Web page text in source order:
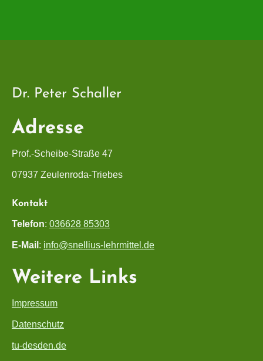
Dr. Peter Schaller
Adresse
Prof.-Scheibe-Straße 47
07937 Zeulenroda-Triebes
Kontakt
Telefon: 036628 85303
E-Mail : info@snellius-lehrmittel.de
Weitere Links
Impressum
Datenschutz
tu-desden.de